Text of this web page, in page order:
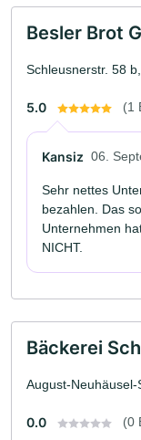
Besler Brot
Schleusnerstr. 58
5.0 (1
Kansiz 06.
Sehr nettes
bezahlen. Das
Unternehmen
NICHT.
Bäckerei
August-
0.0 (0